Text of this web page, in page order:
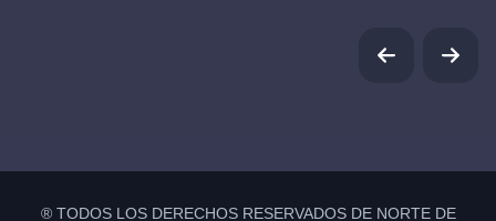
® TODOS LOS DERECHOS RESERVADOS DE NORTE DE